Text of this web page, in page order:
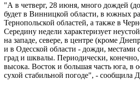
"А в четверг, 28 июня, много дождей
будет в Винницкой области, в южных
Тернопольской областей, а также в
Середину недели характеризует
на западе, севере, в центре (кроме
и в Одесской области - дожди, местами
град и шквалы. Периодически, конечно,
высока. Восток и большая часть юга, в
сухой стабильной погоде", - сообщила